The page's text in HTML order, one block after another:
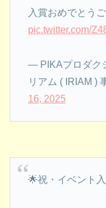
入賞おめでとう
pic.twitter.com/
— PIKAプロダク
リアム ( IRIAM )
16, 2025
🌟祝・イベント